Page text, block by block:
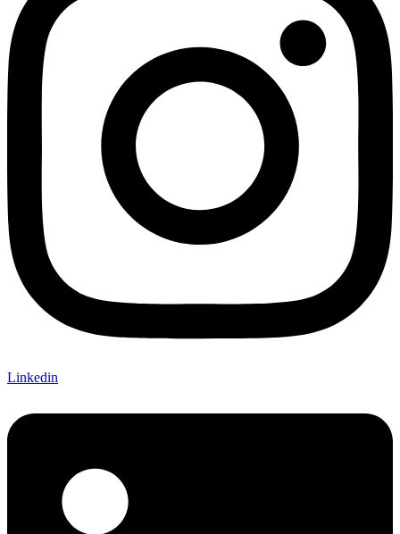
Linkedin